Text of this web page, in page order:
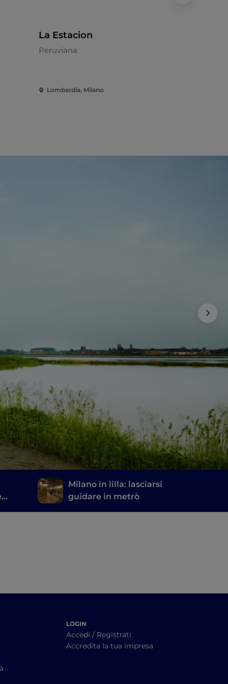
La Estacion
Peruviana
Lombardia, Milano
Milano in lilla: lasciarsi
guidare in metrò
LOGIN
Accedi / Registrati
Accredita la tua impresa